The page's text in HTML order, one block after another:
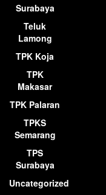
Surabaya
Teluk
Lamong
TPK Koja
TPK
Makasar
TPK Palaran
TPKS
Semarang
TPS
Surabaya
Uncategorized